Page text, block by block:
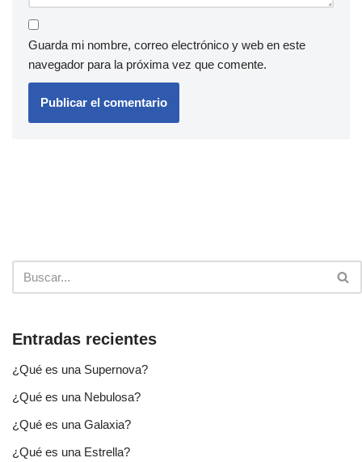
Guarda mi nombre, correo electrónico y web en este
navegador para la próxima vez que comente.
Entradas recientes
¿Qué es una Supernova?
¿Qué es una Nebulosa?
¿Qué es una Galaxia?
¿Qué es una Estrella?